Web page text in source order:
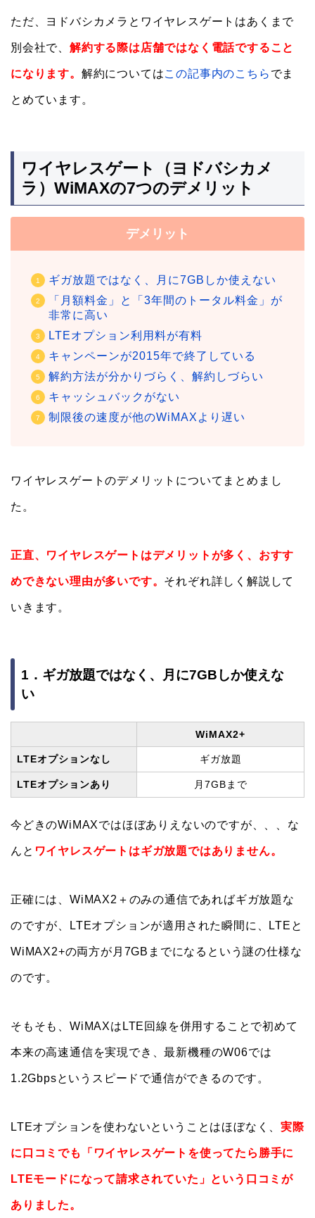
ただ、ヨドバシカメラとワイヤレスゲートはあくまで
別会社で、 解約する際は店舗ではなく電話ですること
になります。 解約についてはこの記事内のこちら でま
とめています。
ワイヤレスゲート（ヨドバシカメ
ラ）WiMAXの7つのデメリット
デメリット
ギガ放題ではなく、月に7GBしか使えない
「月額料金」と「3年間のトータル料金」が
非常に高い
LTEオプション利用料が有料
キャンペーンが2015年で終了している
解約方法が分かりづらく、解約しづらい
キャッシュバックがない
制限後の速度が他のWiMAXより遅い
ワイヤレスゲートのデメリットについてまとめまし
た。
正直、ワイヤレスゲートはデメリットが多く、おすす
めできない理由が多いです。 それぞれ詳しく解説して
いきます。
1．ギガ放題ではなく、月に7GBしか使えな
い
WiMAX2+
LTEオプションなし ギガ放題
LTEオプションあり 月7GBまで
今どきのWiMAXではほぼありえないのですが、、、な
んと ワイヤレスゲートはギガ放題ではありません。
正確には、WiMAX2＋のみの通信であればギガ放題な
のですが、LTEオプションが適用された瞬間に、LTEと
WiMAX2+の両方が月7GBまでになるという謎の仕様な
のです。
そもそも、WiMAXはLTE回線を併用することで初めて
本来の高速通信を実現でき、最新機種のW06では
1.2Gbpsというスピードで通信ができるのです。
LTEオプションを使わないということはほぼなく、実際
に口コミでも「ワイヤレスゲートを使ってたら勝手に
LTEモードになって請求されていた」という口コミが
ありました。